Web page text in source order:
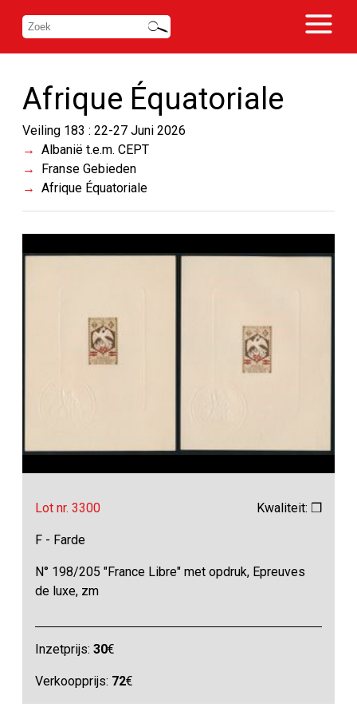
Afrique Équatoriale
Veiling 183 : 22-27 Juni 2026
Albanië t.e.m. CEPT
Franse Gebieden
Afrique Équatoriale
Lot nr. 3300 Kwaliteit: ❒
F - Farde
N° 198/205 "France Libre" met opdruk, Epreuves
de luxe, zm
Inzetprijs:30€
Verkoopprijs: 72€